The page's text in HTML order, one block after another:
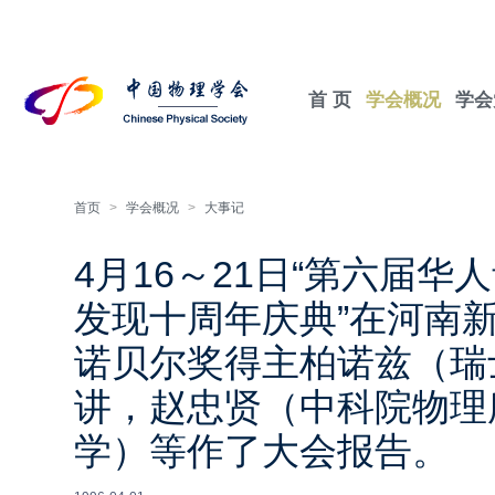
首 页 学会概况 学
首页 > 学会概况 > 大事记
4月16～21日“第六届华
发现十周年庆典”在河南
诺贝尔奖得主柏诺兹（
讲，赵忠贤（中科院物
学）等作了大会报告。